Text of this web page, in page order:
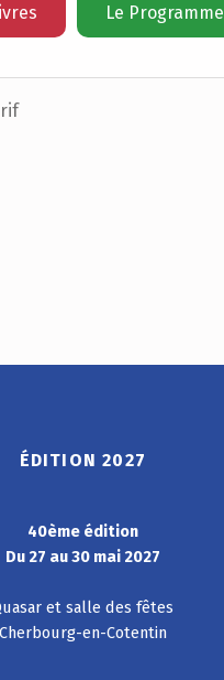
Le Programme
ÉDITION 2027
40ème édition
Du 27 au 30 mai 2027
et salle des fêtes
en-Cotentin